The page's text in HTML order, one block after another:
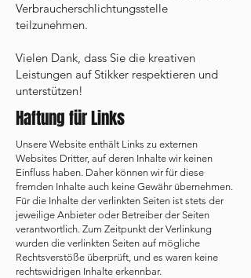
Verbraucherschlichtungsstelle
teilzunehmen.
Vielen Dank, dass Sie die kreativen
Leistungen auf Stikker respektieren und
unterstützen!
Haftung für Links
Unsere Website enthält Links zu externen
Websites Dritter, auf deren Inhalte wir keinen
Einfluss haben. Daher können wir für diese
fremden Inhalte auch keine Gewähr übernehmen.
Für die Inhalte der verlinkten Seiten ist stets der
jeweilige Anbieter oder Betreiber der Seiten
verantwortlich. Zum Zeitpunkt der Verlinkung
wurden die verlinkten Seiten auf mögliche
Rechtsverstöße überprüft, und es waren keine
rechtswidrigen Inhalte erkennbar.